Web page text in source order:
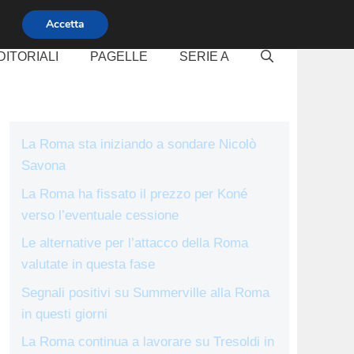
PAGELLE SERIE A
La Roma sta iniziando a sondare Nicolò
Savona
La Roma ha fissato il prezzo per Koné
verso l’eventuale cessione
Le alternative per l’attacco della Roma
valutate in questa fase
Segnali positivi su Summerville alla Roma
in questi giorni
La Roma continua a lavorare su Tresoldi in
Accetta